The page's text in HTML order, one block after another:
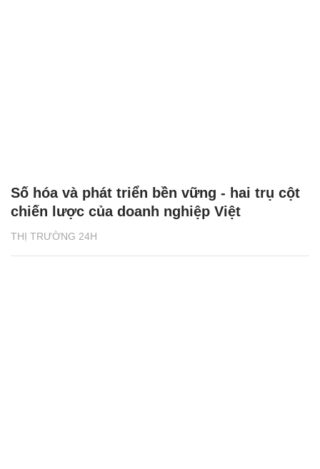
THỊ TRƯỜNG 24H
Số hóa và phát triển bền vững - hai trụ cột
chiến lược của doanh nghiệp Việt